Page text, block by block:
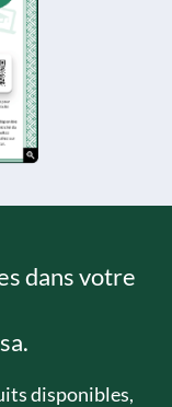
dans votre
disponibles,